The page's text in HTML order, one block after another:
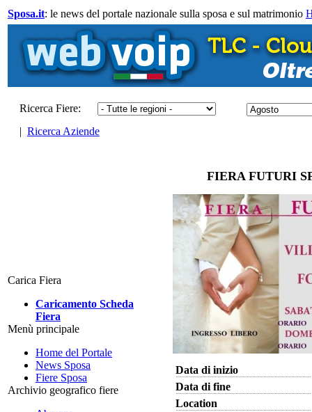
Sposa.it: le news del portale nazionale sulla sposa e sul matrimonio
Ricerca Fiere:
| Ricerca Aziende
Carica Fiera
Caricamento Scheda
Fiera
Menù principale
Home del Portale
News Sposa
Fiere Sposa
Archivio geografico fiere
FIERA FUTURI
Data di inizio
Data di fine
Location